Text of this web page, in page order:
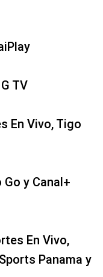
TV
En Vivo, Tigo
Go y Canal+
En Vivo,
Panama y